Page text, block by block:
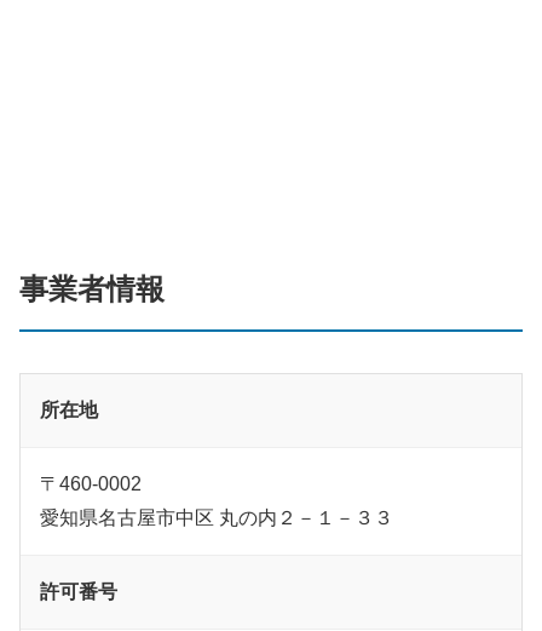
事業者情報
所在地
〒460-0002
愛知県名古屋市中区 丸の内２－１－３３
許可番号